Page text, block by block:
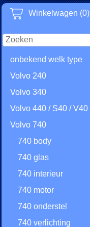
Winkelwagen (0)
onbekend welk type
Volvo 240
Volvo 340
Volvo 440 / S40 / V40
Volvo 740
740 body
740 glas
740 interieur
740 motor
740 onderstel
740 verlichting